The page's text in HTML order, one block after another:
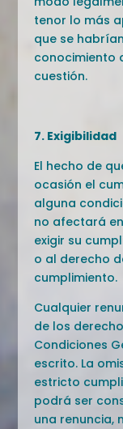
tenor lo más
que se
conocimiento
cuestión.
7. Exigibilidad
El hecho de
ocasión el
alguna
no afectará
exigir su
o al derecho
cumplimiento.
Cualquier
de los
Condiciones
escrito. La
estricto
podrá ser
una renuncia,